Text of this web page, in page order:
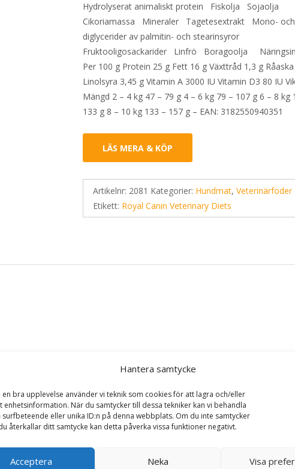
Hantera samtycke
en bra upplevelse använder vi teknik som cookies för att lagra och/eller
enhetsinformation. När du samtycker till dessa tekniker kan vi behandla
surfbeteende eller unika ID:n på denna webbplats. Om du inte samtycker
återkallar ditt samtycke kan detta påverka vissa funktioner negativt.
Acceptera Neka Visa
Hydrolyserat animaliskt protein Fiskolja Sojaolja
Cikoriamassa Mineraler Tagetesextrakt Mono- och
diglycerider av palmitin- och stearinsyror
Fruktooligosackarider Linfrö Boragoolja
Per 100 g Protein 25 g Fett 16 g Växttråd 1,3 g
Linolsyra 3,45 g Vitamin A 3000 IU Vitamin D3 80 IU
Mängd 2 – 4 kg 47 – 79 g 4 – 6 kg 79 – 107 g 6 – 8 kg
133 g 8 – 10 kg 133 – 157 g – EAN: 3182550940351
LÄS MERA & KÖP
Artikelnr: 2081 Kategorier: Hundmat,Veterinärfoder
Etikett: Royal Canin Veterinary Diets
Diets Derma Skin Care Small Dog – 4 kg – Royal
fält är märkta*